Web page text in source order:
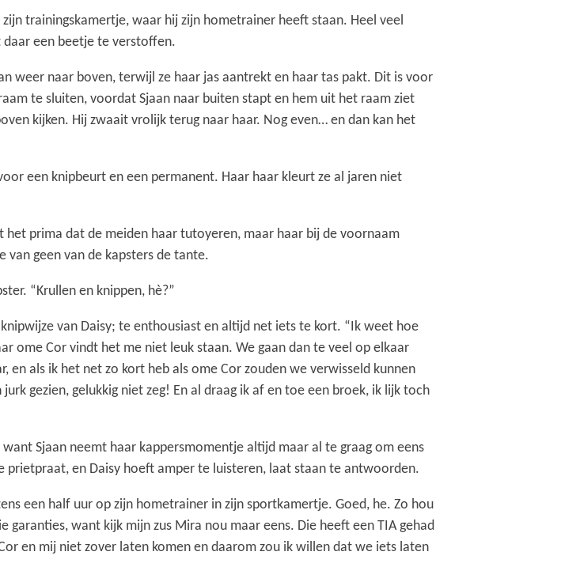
trainingskamertje, waar hij zijn hometrainer heeft staan. Heel veel
een beetje te verstoffen.
weer naar boven, terwijl ze haar jas aantrekt en haar tas pakt. Dit is voor
te sluiten, voordat Sjaan naar buiten stapt en hem uit het raam ziet
kijken. Hij zwaait vrolijk terug naar haar. Nog even… en dan kan het
een knipbeurt en een permanent. Haar haar kleurt ze al jaren niet
het prima dat de meiden haar tutoyeren, maar haar bij de voornaam
van geen van de kapsters de tante.
“Krullen en knippen, hè?”
van Daisy; te enthousiast en altijd net iets te kort. “Ik weet hoe
ome Cor vindt het me niet leuk staan. We gaan dan te veel op elkaar
en als ik het net zo kort heb als ome Cor zouden we verwisseld kunnen
gezien, gelukkig niet zeg! En al draag ik af en toe een broek, ik lijk toch
Sjaan neemt haar kappersmomentje altijd maar al te graag om eens
prietpraat, en Daisy hoeft amper te luisteren, laat staan te antwoorden.
een half uur op zijn hometrainer in zijn sportkamertje. Goed, he. Zo hou
want kijk mijn zus Mira nou maar eens. Die heeft een TIA gehad
en mij niet zover laten komen en daarom zou ik willen dat we iets laten